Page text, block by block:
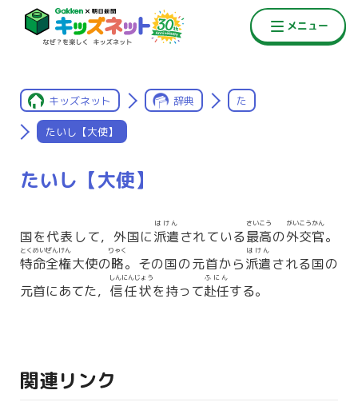
キッズネット 辞典 た
たいし【大使】
たいし【大使】
国を代表して，外国に派遣
はけん
されている最高
さいこう
の外交官
がいこうかん
。
特命全権
とくめいぜんけん
大使の略
りゃく
。その国の元首から派遣
はけん
される国の
元首にあてた， 信任状
しんにんじょう
を持って赴任
ふにん
する。
関連リンク